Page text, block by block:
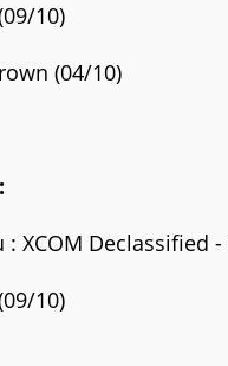
10)
(04/10)
: XCOM Declassified
10)